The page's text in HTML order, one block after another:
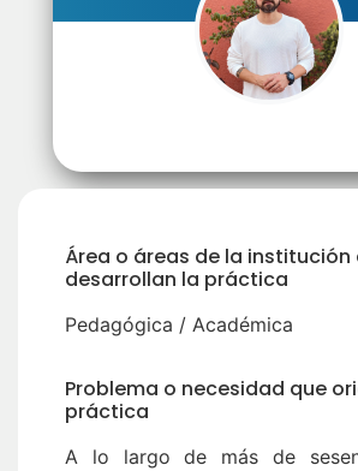
Área o áreas de la institución
desarrollan la práctica
Pedagógica / Académica
Problema o necesidad que
práctica
A lo largo de más de